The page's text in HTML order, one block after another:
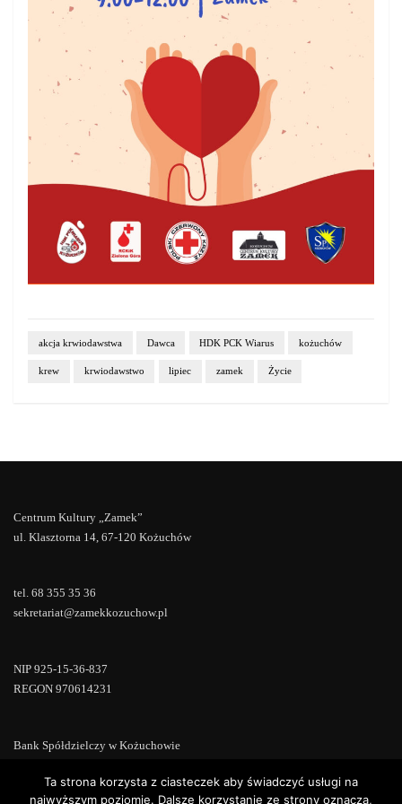
akcja krwiodawstwa Dawca HDK PCK Wiarus kożuchów
krew krwiodawstwo lipiec zamek Życie
Centrum Kultury „Zamek”
ul. Klasztorna 14, 67-120 Kożuchów
tel. 68 355 35 36
sekretariat@zamekkozuchow.pl
NIP 925-15-36-837
REGON 970614231
Bank Spółdzielczy w Kożuchowie
Ta strona korzysta z ciasteczek aby świadczyć usługi na
najwyższym poziomie. Dalsze korzystanie ze strony oznacza,